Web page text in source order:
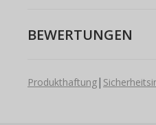
BEWERTUNGEN
Produkthaftung|